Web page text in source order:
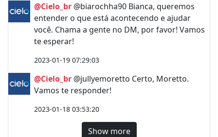
@Cielo_br @biarochha90 Bianca, queremos
entender o que está acontecendo e ajudar
você. Chama a gente no DM, por favor! Vamos
te esperar!
2023-01-19 07:29:03
@Cielo_br @jullyemoretto Certo, Moretto.
Vamos te responder!
2023-01-18 03:53:20
Show more